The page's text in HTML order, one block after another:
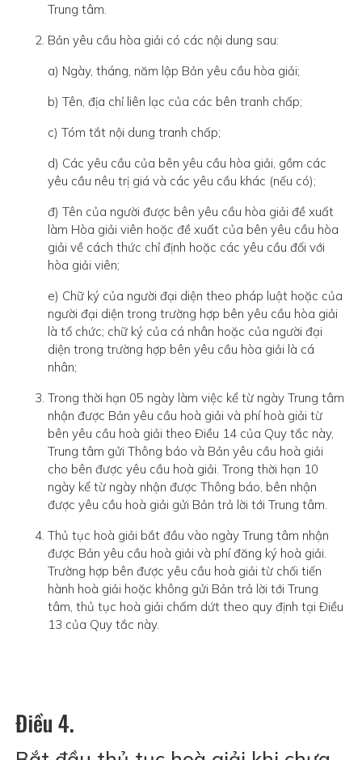
Trung tâm.
Bản yêu cầu hòa giải có các nội dung sau:
a) Ngày, tháng, năm lập Bản yêu cầu hòa giải;
b) Tên, địa chỉ liên lạc của các bên tranh chấp;
c) Tóm tắt nội dung tranh chấp;
d) Các yêu cầu của bên yêu cầu hòa giải, gồm các
yêu cầu nêu trị giá và các yêu cầu khác (nếu có);
đ) Tên của người được bên yêu cầu hòa giải đề xuất
làm Hòa giải viên hoặc đề xuất của bên yêu cầu hòa
giải về cách thức chỉ định hoặc các yêu cầu đối với
hòa giải viên;
e) Chữ ký của người đại diện theo pháp luật hoặc của
người đại diện trong trường hợp bên yêu cầu hòa giải
là tổ chức; chữ ký của cá nhân hoặc của người đại
diện trong trường hợp bên yêu cầu hòa giải là cá
nhân;
Trong thời hạn 05 ngày làm việc kể từ ngày Trung tâm
nhận được Bản yêu cầu hoà giải và phí hoà giải từ
bên yêu cầu hoà giải theo Điều 14 của Quy tắc này,
Trung tâm gửi Thông báo và Bản yêu cầu hoà giải
cho bên được yêu cầu hoà giải. Trong thời hạn 10
ngày kể từ ngày nhận được Thông báo, bên nhận
được yêu cầu hoà giải gửi Bản trả lời tới Trung tâm.
Thủ tục hoà giải bắt đầu vào ngày Trung tâm nhận
được Bản yêu cầu hoà giải và phí đăng ký hoà giải.
Trường hợp bên được yêu cầu hoà giải từ chối tiến
hành hoà giải hoặc không gửi Bản trả lời tới Trung
tâm, thủ tục hoà giải chấm dứt theo quy định tại Điều
13 của Quy tắc này.
Điều 4.